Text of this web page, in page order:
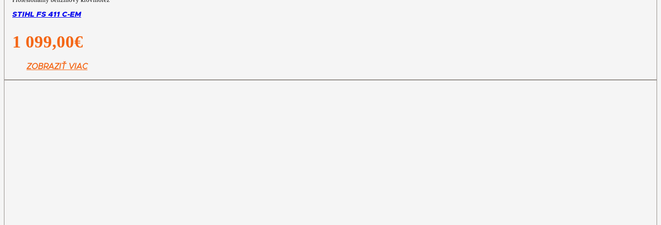
STIHL FS 411 C-EM
1 099,00€
ZOBRAZIŤ VIAC